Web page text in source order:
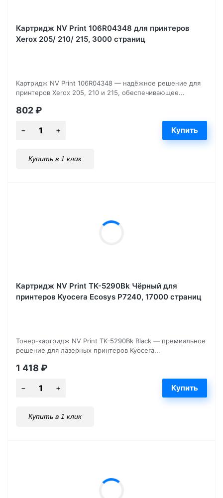
Картридж NV Print 106R04348 для принтеров
Xerox 205/ 210/ 215, 3000 страниц
Картридж NV Print 106R04348 — надёжное решение для
принтеров Xerox 205, 210 и 215, обеспечивающее...
802₽
Купить в 1 клик
Картридж NV Print TK-5290Bk Чёрный для
принтеров Kyocera Ecosys P7240, 17000 страниц
Тонер-картридж NV Print TK-5290Bk Black — премиальное
решение для лазерных принтеров Kyocera...
1 418 ₽
Купить в 1 клик